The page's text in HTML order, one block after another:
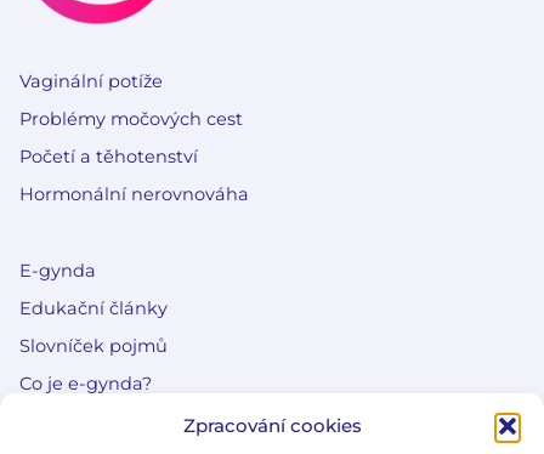
Zpracování cookies
Vaginální potíže
Problémy močových cest
Početí a těhotenství
Hormonální nerovnováha
E-gynda
Edukační články
Slovníček pojmů
Co je e-gynda?